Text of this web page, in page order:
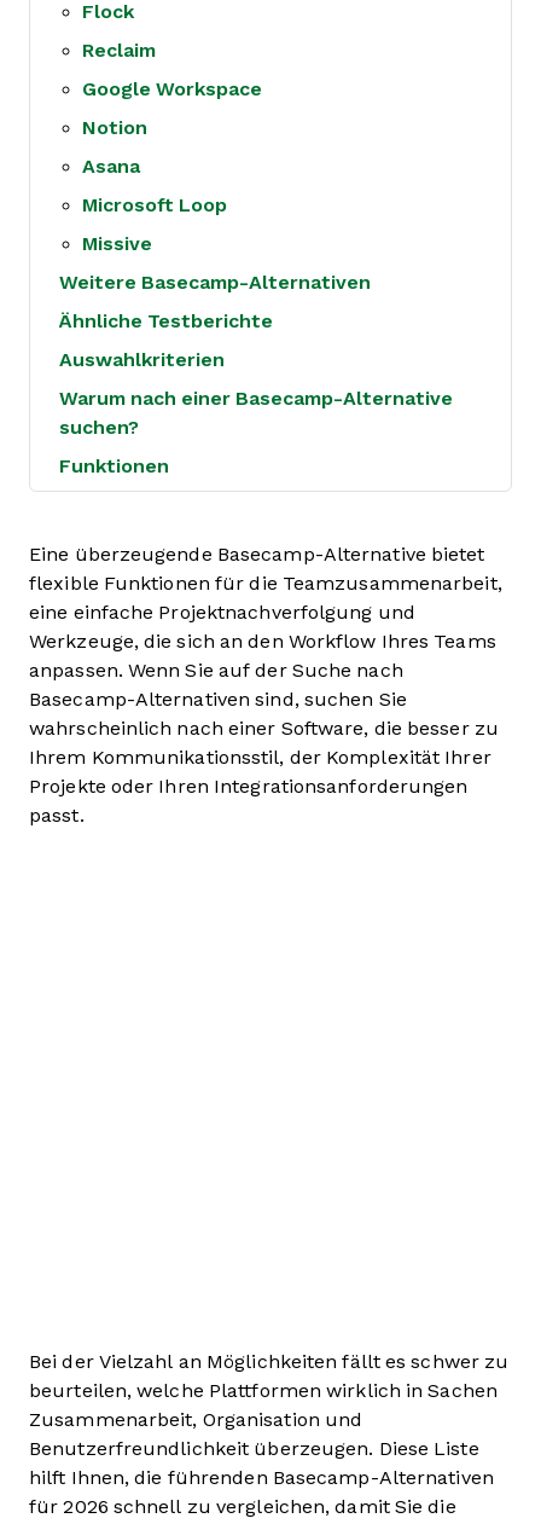
Flock
Reclaim
Google Workspace
Notion
Asana
Microsoft Loop
Missive
Weitere Basecamp-Alternativen
Ähnliche Testberichte
Auswahlkriterien
Warum nach einer Basecamp-Alternative
suchen?
Funktionen
Eine überzeugende Basecamp-Alternative bietet
flexible Funktionen für die Teamzusammenarbeit,
eine einfache Projektnachverfolgung und
Werkzeuge, die sich an den Workflow Ihres Teams
anpassen. Wenn Sie auf der Suche nach
Basecamp-Alternativen sind, suchen Sie
wahrscheinlich nach einer Software, die besser zu
Ihrem Kommunikationsstil, der Komplexität Ihrer
Projekte oder Ihren Integrationsanforderungen
passt.
Bei der Vielzahl an Möglichkeiten fällt es schwer zu
beurteilen, welche Plattformen wirklich in Sachen
Zusammenarbeit, Organisation und
Benutzerfreundlichkeit überzeugen. Diese Liste
hilft Ihnen, die führenden Basecamp-Alternativen
für 2026 schnell zu vergleichen, damit Sie die